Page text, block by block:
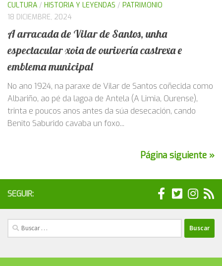
CULTURA / HISTORIA Y LEYENDAS / PATRIMONIO
18 DICIEMBRE, 2024
A arracada de Vilar de Santos, unha
espectacular xoia de ourivería castrexa e
emblema municipal
No ano 1924, na paraxe de Vilar de Santos coñecida como
Albariño, ao pé da lagoa de Antela (A Limia, Ourense),
trinta e poucos anos antes da súa desecación, cando
Benito Saburido cavaba un foxo...
Página siguiente »
SEGUIR:
Buscar: